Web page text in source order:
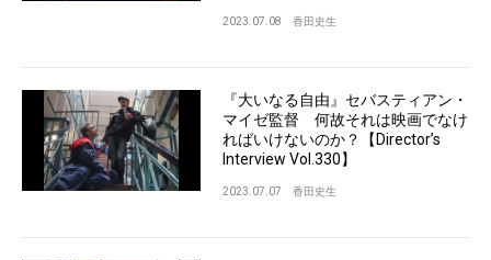
2023.07.08 香田史生
『大いなる自由』セバスティアン・
マイゼ監督 何故それは映画でなけ
ればいけないのか？【Director’s
Interview Vol.330】
2023.07.07 香田史生